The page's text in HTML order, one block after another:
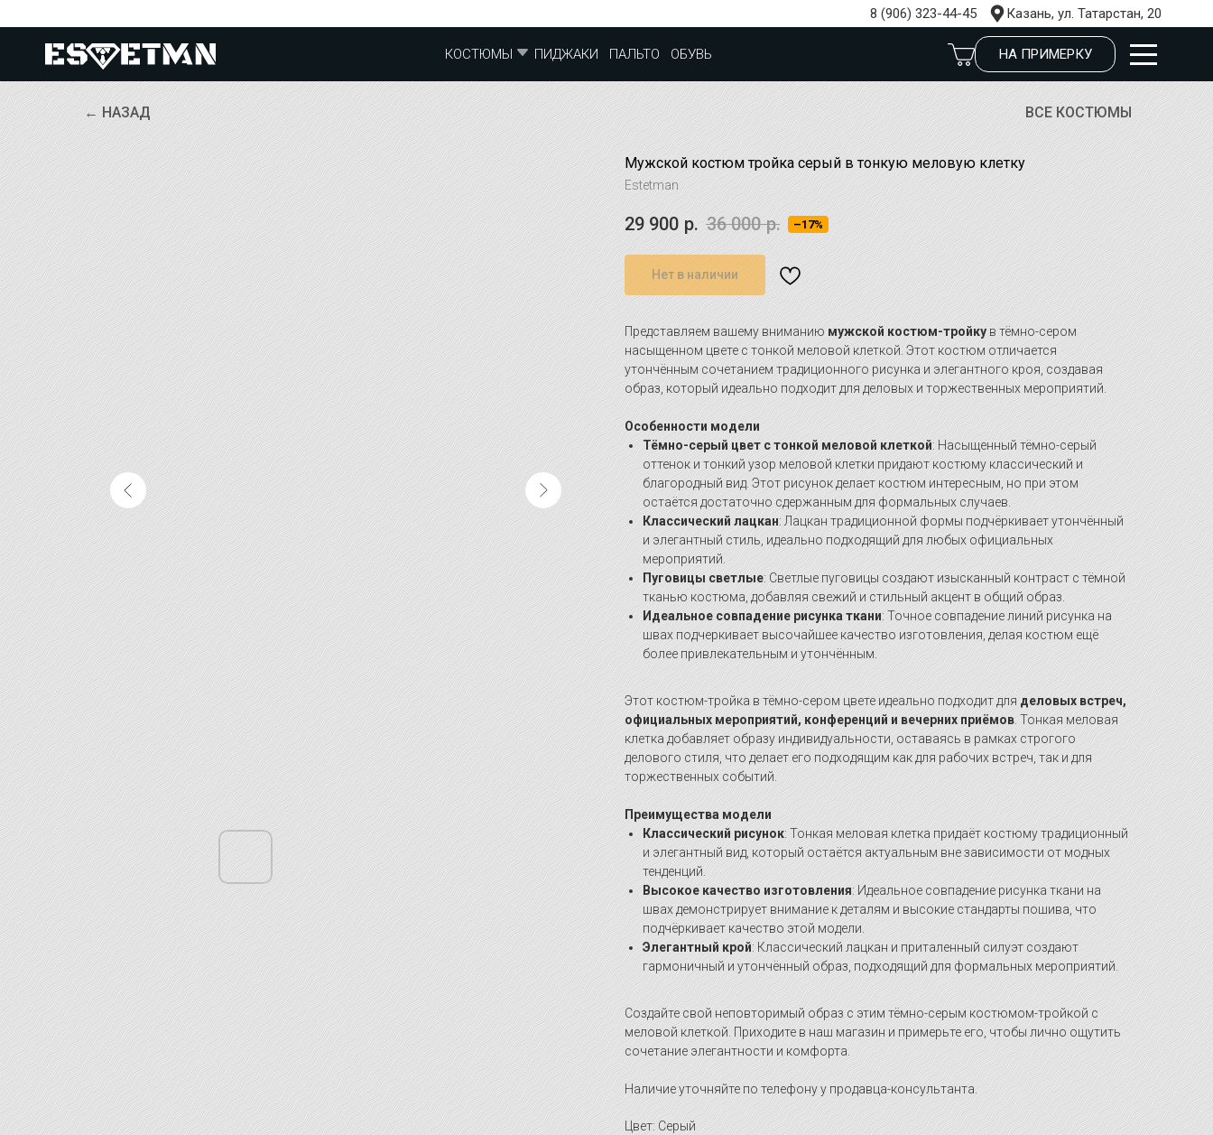
8 (906) 323-44-45 Казань, ул. Татарстан, 20
НА ПРИМЕРКУ
КОСТЮМЫ ПИДЖАКИ ПАЛЬТО ОБУВЬ
ВСЕ КОСТЮМЫ
← НАЗАД
Мужской костюм тройка серый в тонкую меловую клетку
Estetman
29 900 р. 36 000 р. –17%
Нет в наличии
Представляем вашему вниманию мужской костюм-тройкув тёмно-сером
насыщенном цвете с тонкой меловой клеткой. Этот костюм отличается
утончённым сочетанием традиционного рисунка и элегантного кроя, создавая
образ, который идеально подходит для деловых и торжественных мероприятий.
Особенности модели
Тёмно-серый цвет с тонкой меловой клеткой: Насыщенный тёмно-серый
оттенок и тонкий узор меловой клетки придают костюму классический и
благородный вид. Этот рисунок делает костюм интересным, но при этом
остаётся достаточно сдержанным для формальных случаев.
Классический лацкан: Лацкан традиционной формы подчёркивает утончённый
и элегантный стиль, идеально подходящий для любых официальных
мероприятий.
Пуговицы светлые: Светлые пуговицы создают изысканный контраст с тёмной
тканью костюма, добавляя свежий и стильный акцент в общий образ.
Идеальное совпадение рисунка ткани: Точное совпадение линий рисунка на
швах подчеркивает высочайшее качество изготовления, делая костюм ещё
более привлекательным и утончённым.
Этот костюм-тройка в тёмно-сером цвете идеально подходит для деловых встреч,
официальных мероприятий, конференций и вечерних приёмов. Тонкая меловая
клетка добавляет образу индивидуальности, оставаясь в рамках строгого
делового стиля, что делает его подходящим как для рабочих встреч, так и для
торжественных событий.
Преимущества модели
Классический рисунок: Тонкая меловая клетка придаёт костюму традиционный
и элегантный вид, который остаётся актуальным вне зависимости от модных
тенденций.
Высокое качество изготовления: Идеальное совпадение рисунка ткани на
швах демонстрирует внимание к деталям и высокие стандарты пошива, что
подчёркивает качество этой модели.
Элегантный крой: Классический лацкан и приталенный силуэт создают
гармоничный и утончённый образ, подходящий для формальных мероприятий.
Создайте свой неповторимый образ с этим тёмно-серым костюмом-тройкой с
меловой клеткой. Приходите в наш магазин и примерьте его, чтобы лично ощутить
сочетание элегантности и комфорта.
Наличие уточняйте по телефону у продавца-консультанта.
Цвет: Серый